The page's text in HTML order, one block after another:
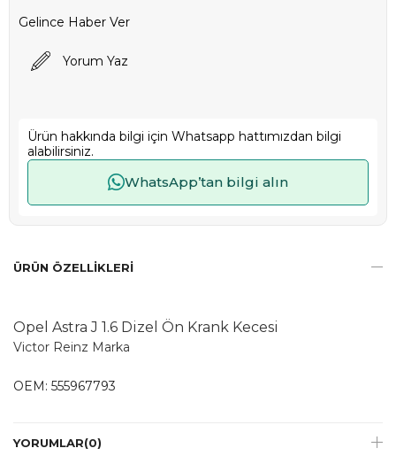
Gelince Haber Ver
Yorum Yaz
Ürün hakkında bilgi için Whatsapp hattımızdan bilgi
alabilirsiniz.
WhatsApp’tan bilgi alın
ÜRÜN ÖZELLIKLERI
Opel Astra J 1.6 Dizel Ön Krank Kecesi
Victor Reinz Marka
OEM: 555967793
YORUMLAR(0)